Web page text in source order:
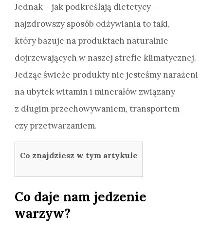
Jednak – jak podkreślają dietetycy –
najzdrowszy sposób odżywiania to taki,
który bazuje na produktach naturalnie
dojrzewających w naszej strefie klimatycznej.
Jedząc świeże produkty nie jesteśmy narażeni
na ubytek witamin i minerałów związany
z długim przechowywaniem, transportem
czy przetwarzaniem.
Co znajdziesz w tym artykule
Co daje nam jedzenie
warzyw?